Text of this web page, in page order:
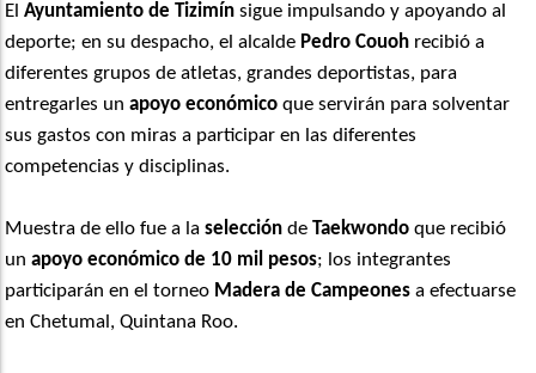
El Ayuntamiento de Tizimín sigue impulsando y apoyando al
deporte; en su despacho, el alcalde Pedro Couoh recibió a
diferentes grupos de atletas, grandes deportistas, para
entregarles un apoyo económico que servirán para solventar
sus gastos con miras a participar en las diferentes
competencias y disciplinas.
Muestra de ello fue a laselección deTaekwondo que recibió
unapoyo económico de 10 mil pesos; los integrantes
participarán en el torneo Madera de Campeones a efectuarse
en Chetumal, Quintana Roo.